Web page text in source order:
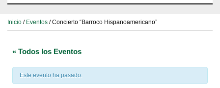
Inicio / Eventos / Concierto “Barroco Hispanoamericano”
« Todos los Eventos
Este evento ha pasado.